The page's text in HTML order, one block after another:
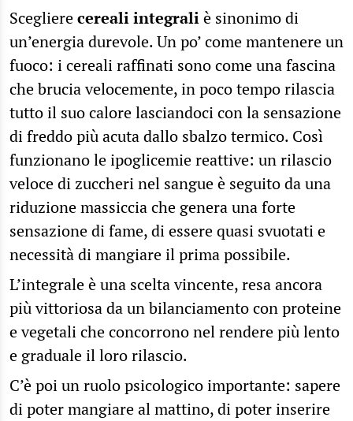
Sceglierecereali integraliè sinonimo di
un’energia durevole. Un po’ come mantenere un
fuoco: i cereali raffinati sono come una fascina
che brucia velocemente, in poco tempo rilascia
tutto il suo calore lasciandoci con la sensazione
di freddo più acuta dallo sbalzo termico. Così
funzionano le ipoglicemie reattive: un rilascio
veloce di zuccheri nel sangue è seguito da una
riduzione massiccia che genera una forte
sensazione di fame, di essere quasi svuotati e
necessità di mangiare il prima possibile.
L’integrale è una scelta vincente, resa ancora
più vittoriosa da un bilanciamento con proteine
e vegetali che concorrono nel rendere più lento
e graduale il loro rilascio.
C’è poi un ruolo psicologico importante: sapere
di poter mangiare al mattino, di poter inserire